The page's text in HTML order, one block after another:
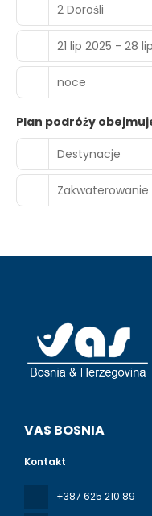
Make yourself at home
rooms featuring free
Your memory foam
Rooms have private
wireless internet
programming provides
You can enjoy a meal
guests of Sea Coast
snack bar/deli. Mingle
complimentary
refreshing drink from
2 Dorośli
21 lip 2025 - 28
noce
Plan podróży
Destynacje
Zakwaterowanie
VAS BOSNIA
Kontakt
+387 625 210 89